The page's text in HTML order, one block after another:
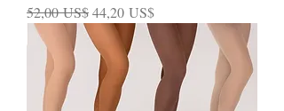
Precio
52,00 US$Precio de oferta
44,20 US$